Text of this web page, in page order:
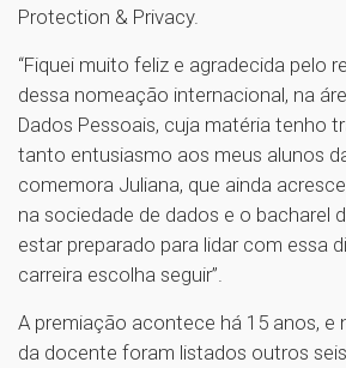
Protection & Privacy.
“Fiquei muito feliz e agradecida pelo
dessa nomeação internacional, na
Dados Pessoais, cuja matéria tenho
tanto entusiasmo aos meus alunos
comemora Juliana, que ainda
na sociedade de dados e o bacharel
estar preparado para lidar com essa
carreira escolha seguir”.
A premiação acontece há 15 anos, e
da docente foram listados outros